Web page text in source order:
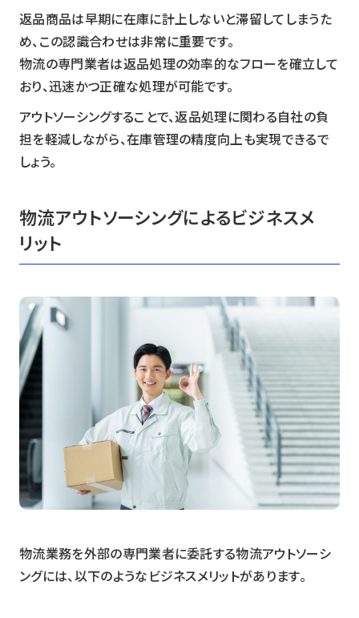
返品商品は早期に在庫に計上しないと滞留してしまうた
め、この認識合わせは非常に重要です。
物流の専門業者は返品処理の効率的なフローを確立して
おり、迅速かつ正確な処理が可能です。
アウトソーシングすることで、返品処理に関わる自社の負
担を軽減しながら、在庫管理の精度向上も実現できるで
しょう。
物流アウトソーシングによるビジネスメ
リット
物流業務を外部の専門業者に委託する物流アウトソーシ
ングには、以下のようなビジネスメリットがあります。